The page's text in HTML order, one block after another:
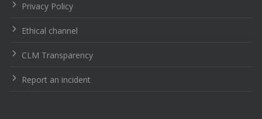
Privacy Policy
Ethical channel
CLM Transparency
Report an incident